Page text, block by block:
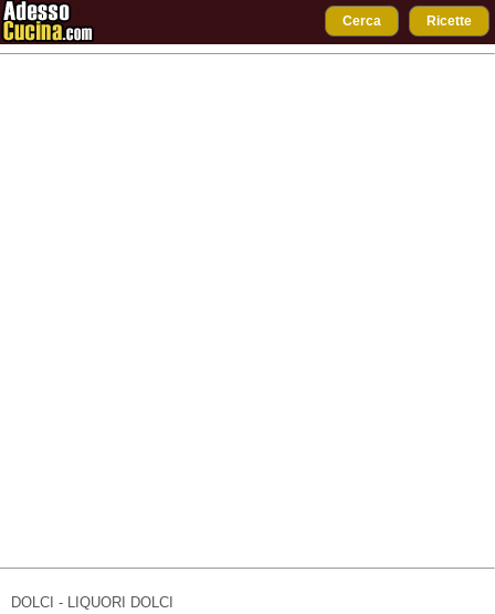
Cerca Ricette
DOLCI - LIQUORI DOLCI